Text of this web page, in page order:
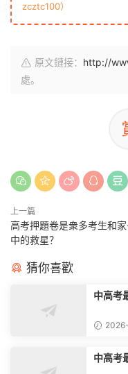
zcztc100）
原文鏈接： http://
處。
上一篇
高考押題卷是衆多考生和
中的救星？
猜你喜歡
中高考
中高考